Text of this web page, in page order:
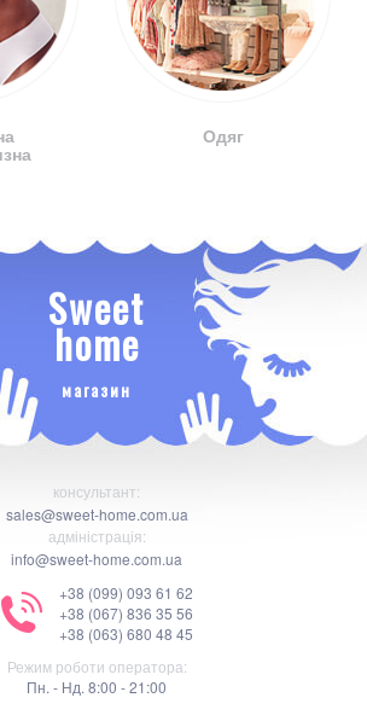
Одяг
Sweet
home
магазин
консультант:
sales@sweet-home.com.ua
адміністрація:
info@sweet-home.com.ua
+38 (099) 093 61 62
+38 (067) 836 35 56
+38 (063) 680 48 45
Режим роботи оператора:
Пн. - Нд. 8:00 - 21:00